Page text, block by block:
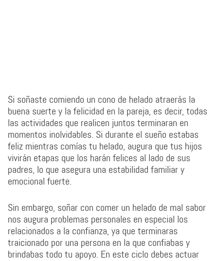
Si soñaste comiendo un cono de helado atraerás la
buena suerte y la felicidad en la pareja, es decir, todas
las actividades que realicen juntos terminaran en
momentos inolvidables. Si durante el sueño estabas
feliz mientras comías tu helado, augura que tus hijos
vivirán etapas que los harán felices al lado de sus
padres, lo que asegura una estabilidad familiar y
emocional fuerte.
Sin embargo, soñar con comer un helado de mal sabor
nos augura problemas personales en especial los
relacionados a la confianza, ya que terminaras
traicionado por una persona en la que confiabas y
brindabas todo tu apoyo. En este ciclo debes actuar